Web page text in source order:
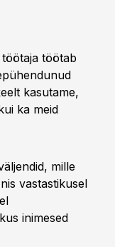
töötaja töötab
kasutame,
ka meid
mille
vastastikusel
inimesed